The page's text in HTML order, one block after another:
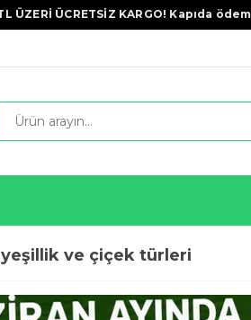
ÜZERİ ÜCRETSİZ KARGO! Kapıda
yeşillik ve çiçek türleri